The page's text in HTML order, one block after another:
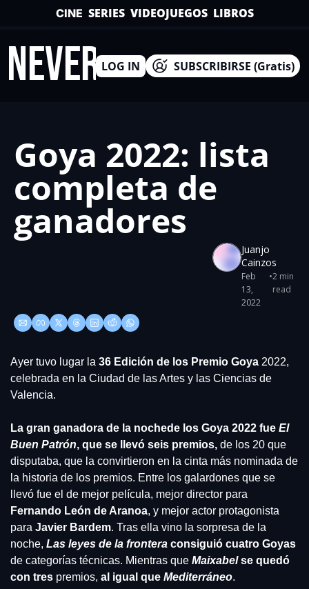
CINE SERIES VIDEOJUEGOS LIBROS
LOG IN SUBSCRIBIRSE (Gratis)
Goya 2022: lista
completa de
ganadores
Juanjo
Cainzos
Feb
13,
2022
•2 min
read
Ayer tuvo lugar la 36 Edición de los Premio Goya 2022,
celebrada en la Ciudad de las Artes y las Ciencias de
Valencia.
La gran ganadora de la nochede los Goya 2022 fue El
Buen Patrón, que se llevó seis premios, de los 20 que
disputaba, que la convirtieron en la cinta más nominada de
la historia de los premios. Entre los galardones que se
Fernando León de Aranoa, y mejor actor protagonista
para Javier Bardem. Tras ella vino la sorpresa de la
noche, Las leyes de la frontera consiguió cuatro Goyas
de categorías técnicas. Mientras que Maixabel se quedó
con tres premios, al igual que Mediterráneo.